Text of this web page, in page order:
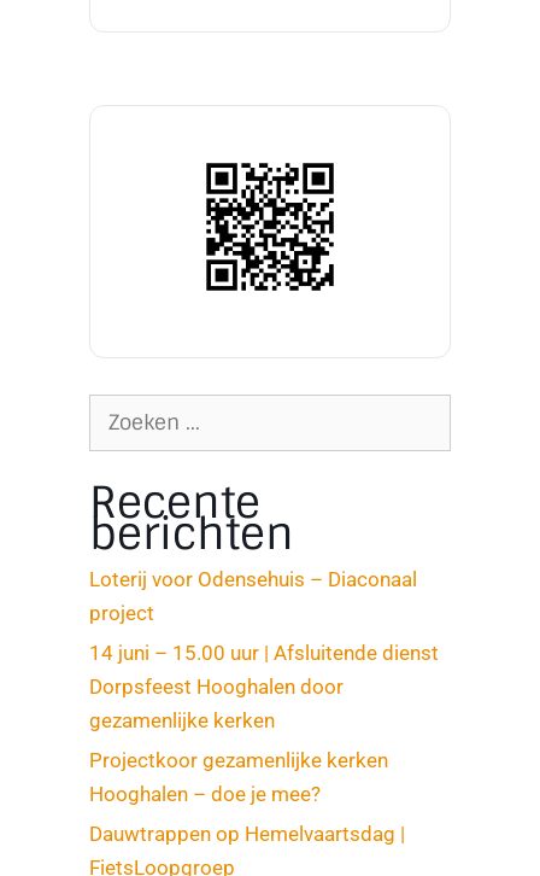
Recente
berichten
Loterij voor Odensehuis – Diaconaal
project
14 juni – 15.00 uur | Afsluitende dienst
Dorpsfeest Hooghalen door
gezamenlijke kerken
Projectkoor gezamenlijke kerken
Hooghalen – doe je mee?
Dauwtrappen op Hemelvaartsdag |
FietsLoopgroep